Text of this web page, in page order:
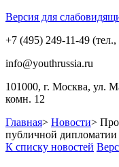
Версия для
+7 (495) 249-11-49 (тел.,
info@youthrussia.ru
101000, г. Москва, ул.
комн. 12
Главная> Новости>
публичной
К списку новостей